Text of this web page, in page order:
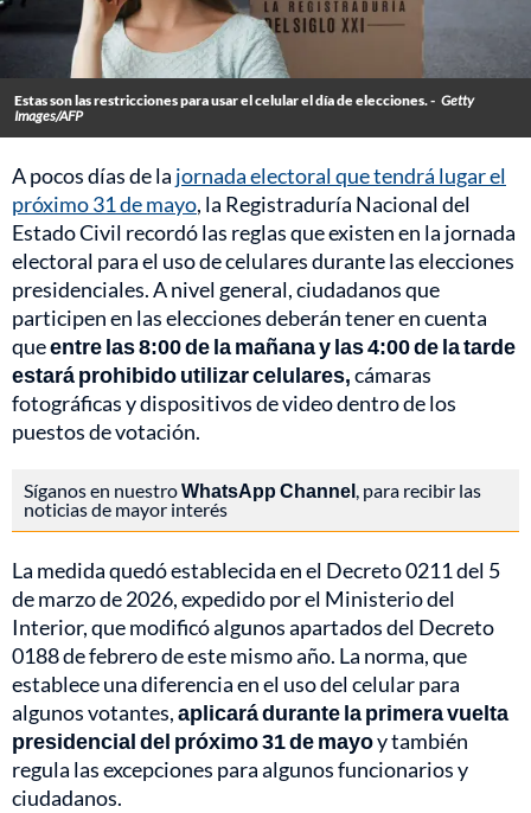
Estas son las restricciones para usar el celular el día de elecciones. - Getty
Images/AFP
A pocos días de la jornada electoral que tendrá lugar el
próximo 31 de mayo, la Registraduría Nacional del
Estado Civil recordó las reglas que existen en la jornada
electoral para el uso de celulares durante las elecciones
presidenciales. A nivel general, ciudadanos que
participen en las elecciones deberán tener en cuenta
queentre las 8:00 de la mañana y las 4:00 de la tarde
estará prohibido utilizar celulares,cámaras
fotográficas y dispositivos de video dentro de los
puestos de votación.
Síganos en nuestroWhatsApp Channel, para recibir las
noticias de mayor interés
La medida quedó establecida en el Decreto 0211 del 5
de marzo de 2026, expedido por el Ministerio del
Interior, que modificó algunos apartados del Decreto
0188 de febrero de este mismo año. La norma, que
establece una diferencia en el uso del celular para
algunos votantes,aplicará durante la primera vuelta
presidencial del próximo 31 de mayoy también
regula las excepciones para algunos funcionarios y
ciudadanos.